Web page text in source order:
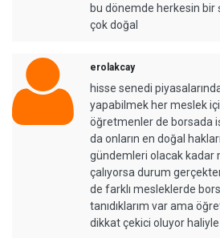
bu dönemde herkesin bir
çok doğal
erolakcay
hisse senedi
yapabilmek her meslek
öğretmenler de borsada
da onların en doğal
gündemleri olacak kadar
çalıyorsa durum
de farklı mesleklerde
tanıdıklarım var ama
dikkat çekici oluyor haliyle